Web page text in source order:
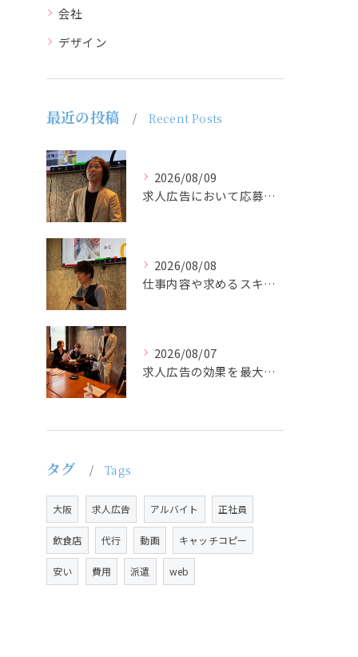
会社
デザイン
最近の投稿 Recent Posts
2026/08/09
求人広告において応募者の質を大きく左右するのは、求人内容の充...
2026/08/08
仕事内容や求めるスキルを明確にし、ターゲット層に響くメッセー...
2026/08/07
求人広告の効果を最大化するために最も重要なのは、掲載タイミン...
タグ Tags
大阪 求人広告 アルバイト 正社員
飲食店 代行 動画 キャッチコピー
安い 費用 派遣 web